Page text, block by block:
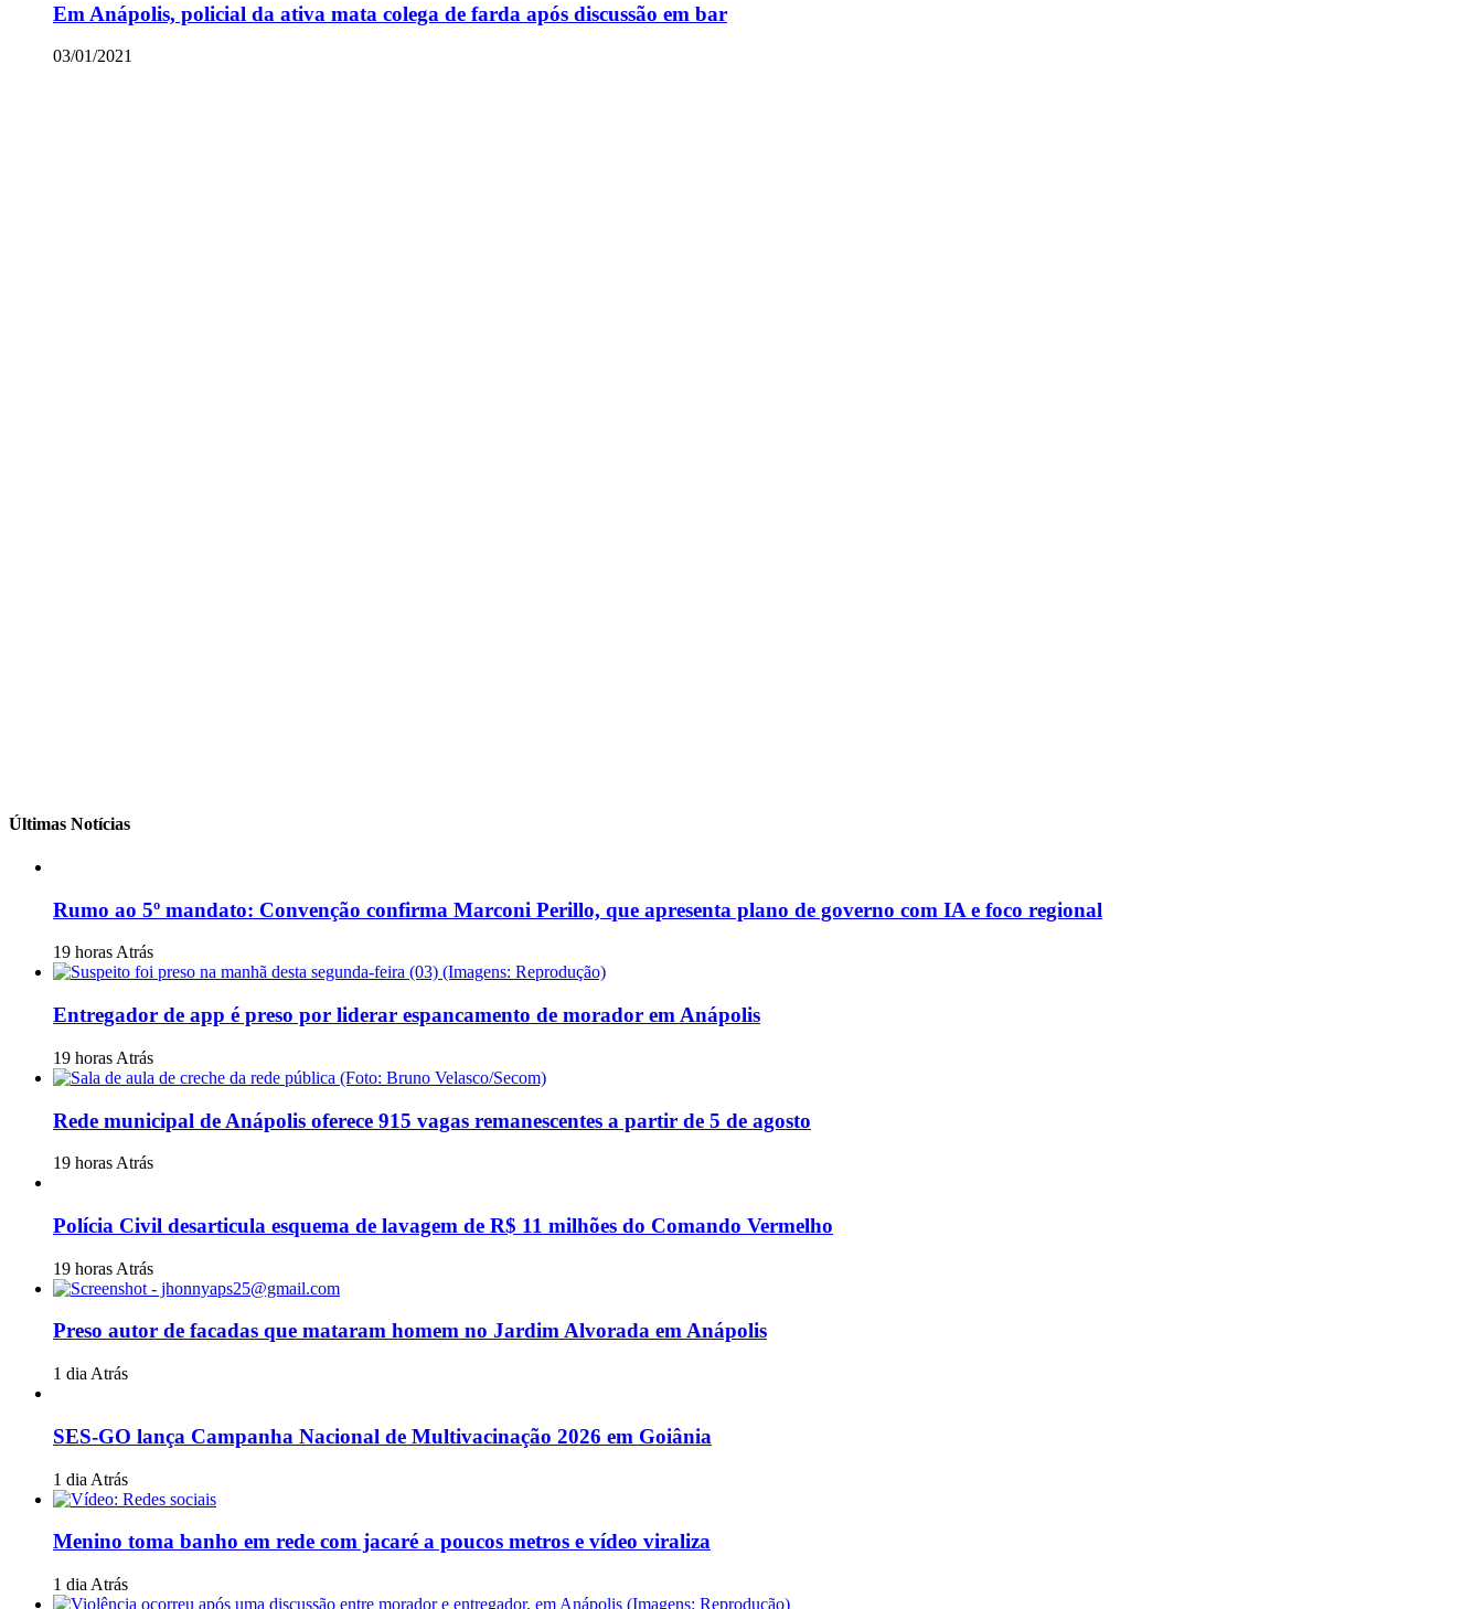
Em Anápolis, policial da ativa mata colega de farda após discussão em bar
03/01/2021
Últimas Notícias
Rumo ao 5º mandato: Convenção confirma Marconi Perillo, que apresenta plano de governo com IA e foco regional
19 horas Atrás
Entregador de app é preso por liderar espancamento de morador em Anápolis
19 horas Atrás
Rede municipal de Anápolis oferece 915 vagas remanescentes a partir de 5 de agosto
19 horas Atrás
Polícia Civil desarticula esquema de lavagem de R$ 11 milhões do Comando Vermelho
19 horas Atrás
Preso autor de facadas que mataram homem no Jardim Alvorada em Anápolis
1 dia Atrás
SES-GO lança Campanha Nacional de Multivacinação 2026 em Goiânia
1 dia Atrás
Menino toma banho em rede com jacaré a poucos metros e vídeo viraliza
1 dia Atrás